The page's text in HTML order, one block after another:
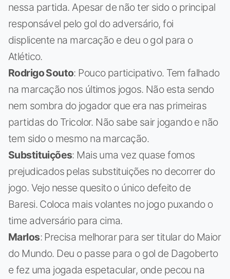
nessa partida. Apesar de não ter sido o principal
responsável pelo gol do adversário, foi
displicente na marcação e deu o gol para o
Atlético.
Rodrigo Souto: Pouco participativo. Tem falhado
na marcação nos últimos jogos. Não esta sendo
nem sombra do jogador que era nas primeiras
partidas do Tricolor. Não sabe sair jogando e não
tem sido o mesmo na marcação.
Substituições: Mais uma vez quase fomos
prejudicados pelas substituições no decorrer do
jogo. Vejo nesse quesito o único defeito de
Baresi. Coloca mais volantes no jogo puxando o
time adversário para cima.
Marlos: Precisa melhorar para ser titular do Maior
do Mundo. Deu o passe para o gol de Dagoberto
e fez uma jogada espetacular, onde pecou na